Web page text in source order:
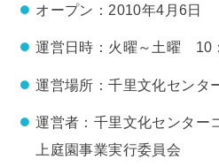
オープン：2010年4月6日
運営日時：火曜～土曜 10
運営場所：千里文化センタ
運営者：千里文化センター
上庭園事業実行委員会